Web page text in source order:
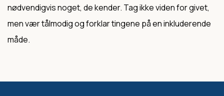
nødvendigvis noget, de kender. Tag ikke viden for givet,
men vær tålmodig og forklar tingene på en inkluderende
måde.